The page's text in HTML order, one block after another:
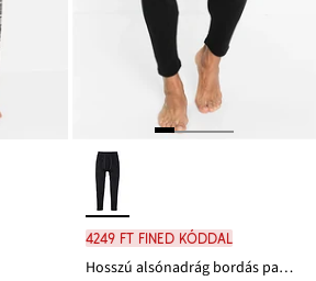
4249 Ft FINED kóddal
Hosszú alsónadrág bordás pamutból